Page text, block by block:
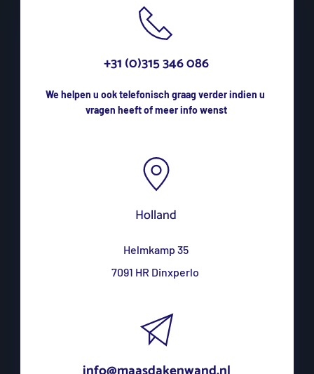
+31 (0)315 346 086
We helpen u ook telefonisch graag verder indien u
vragen heeft of meer info wenst
Holland
Helmkamp 35
7091 HR Dinxperlo